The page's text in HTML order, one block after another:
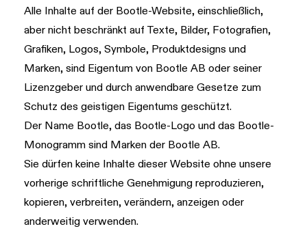
Alle Inhalte auf der Bootle-Website, einschließlich,
aber nicht beschränkt auf Texte, Bilder, Fotografien,
Grafiken, Logos, Symbole, Produktdesigns und
Marken, sind Eigentum von Bootle AB oder seiner
Lizenzgeber und durch anwendbare Gesetze zum
Schutz des geistigen Eigentums geschützt.
Der Name Bootle, das Bootle-Logo und das Bootle-
Monogramm sind Marken der Bootle AB.
Sie dürfen keine Inhalte dieser Website ohne unsere
vorherige schriftliche Genehmigung reproduzieren,
kopieren, verbreiten, verändern, anzeigen oder
anderweitig verwenden.